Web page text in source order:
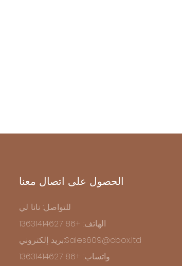
الحصول على اتصال معنا
للتواصل: نانا لي
الهاتف: +86 13631414627
بريد إلكتروني:Sales609@cbox.ltd
واتساب: +86 13631414627